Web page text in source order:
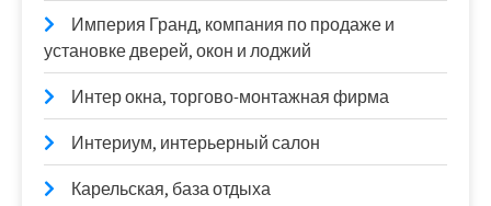
Империя Гранд, компания по продаже и
установке дверей, окон и лоджий
Интер окна, торгово-монтажная фирма
Интериум, интерьерный салон
Карельская, база отдыха